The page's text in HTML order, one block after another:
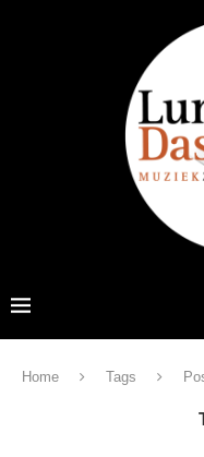
Home Tags